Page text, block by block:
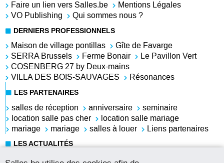
Faire un lien vers Salles.be
Mentions Légales
VO Publishing
Qui sommes nous ?
DERNIERS PROFESSIONNELS
Maison de village pontillas
Gîte de Favarge
SERRA Brussels
Ferme Bonair
Le Pavillon Vert
COSENBERG 27 by Deux-mains
VILLA DES BOIS-SAUVAGES
Résonances
LES PARTENAIRES
salles de réception anniversaire
seminaire
location salle pas cher
location salle mariage
mariage
mariage salles à louer Liens partenaires
LES ACTUALITÉS
Choisir la salle parfaite pour votre conférence